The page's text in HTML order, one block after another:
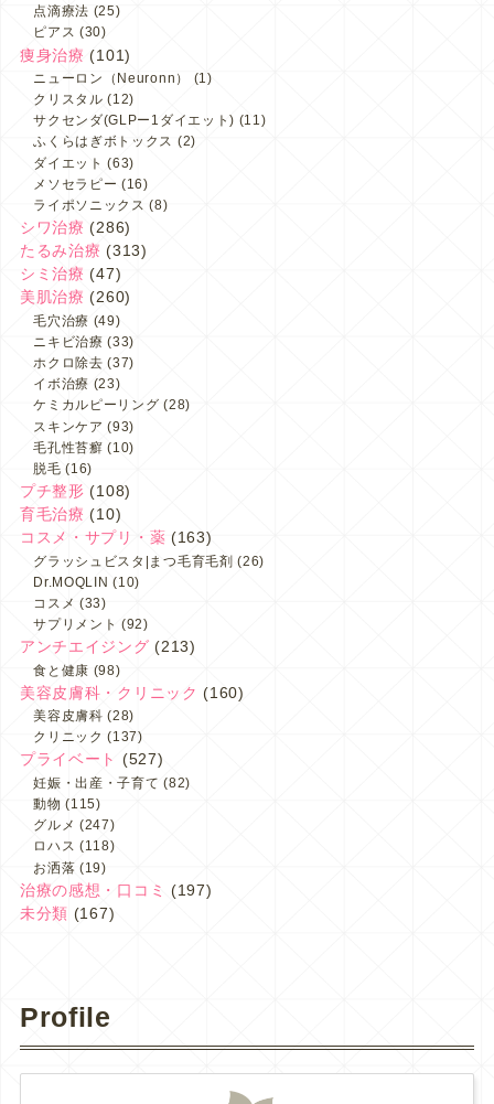
点滴療法 (25)
ピアス (30)
痩身治療 (101)
ニューロン（Neuronn）
(1)
クリスタル (12)
サクセンダ(GLPー1ダイエット) (11)
ふくらはぎボトックス (2)
ダイエット (63)
メソセラピー (16)
ライポソニックス (8)
シワ治療 (286)
たるみ治療 (313)
シミ治療 (47)
美肌治療 (260)
毛穴治療 (49)
ニキビ治療 (33)
ホクロ除去 (37)
イボ治療 (23)
ケミカルピーリング (28)
スキンケア (93)
毛孔性苔癬 (10)
脱毛 (16)
プチ整形 (108)
育毛治療 (10)
コスメ・サプリ・薬 (163)
グラッシュビスタ|まつ毛育毛剤 (26)
Dr.MOQLIN (10)
コスメ (33)
サプリメント (92)
アンチエイジング (213)
食と健康 (98)
美容皮膚科・クリニック (160)
美容皮膚科 (28)
クリニック (137)
プライベート (527)
妊娠・出産・子育て (82)
動物 (115)
グルメ (247)
ロハス (118)
お洒落 (19)
治療の感想・口コミ
(197)
未分類 (167)
Profile